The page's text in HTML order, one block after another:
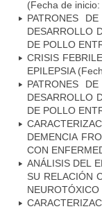
(Fecha de
PATRONES
DESARROLLO
DE POLLO
CRISIS
EPILEPSIA
PATRONES
DESARROLLO
DE POLLO
DEMENCIA
CON
ANÁLISIS DEL
SU RELACIÓN
NEUROTÓXICO